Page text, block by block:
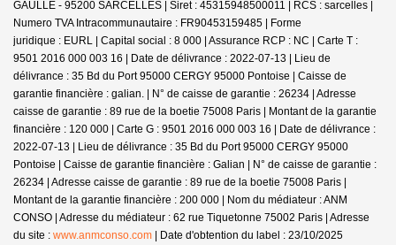
GAULLE - 95200 SARCELLES | Siret : 45315948500011 | RCS : sarcelles |
Numero TVA Intracommunautaire : FR90453159485 | Forme
juridique : EURL | Capital social : 8 000 | Assurance RCP : NC | Carte T :
9501 2016 000 003 16 | Date de délivrance : 2022-07-13 | Lieu de
délivrance : 35 Bd du Port 95000 CERGY 95000 Pontoise | Caisse de
garantie financière : galian. | N° de caisse de garantie : 26234 | Adresse
caisse de garantie : 89 rue de la boetie 75008 Paris | Montant de la garantie
financière : 120 000 | Carte G : 9501 2016 000 003 16 | Date de délivrance :
2022-07-13 | Lieu de délivrance : 35 Bd du Port 95000 CERGY 95000
Pontoise | Caisse de garantie financière : Galian | N° de caisse de garantie :
26234 | Adresse caisse de garantie : 89 rue de la boetie 75008 Paris |
Montant de la garantie financière : 200 000 | Nom du médiateur : ANM
CONSO | Adresse du médiateur : 62 rue Tiquetonne 75002 Paris | Adresse
du site : www.anmconso.com | Date d'obtention du label : 23/10/2025